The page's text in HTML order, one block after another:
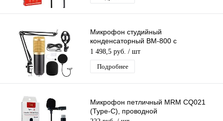
Микрофон студийный
конденсаторный BM-800 с
настольным кронштейном (MF53)
1 498,5 руб. / шт
Подробнее
Микрофон петличный MRM CQ021
(Type-C), проводной